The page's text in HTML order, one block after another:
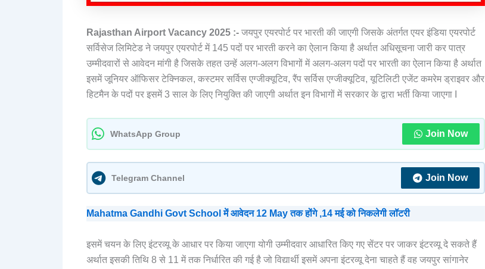
Rajasthan Airport Vacancy 2025 :- जयपुर एयरपोर्ट पर भारती की जाएगी जिसके अंतर्गत एयर इंडिया एयरपोर्ट
सर्विसेज लिमिटेड ने जयपुर एयरपोर्ट में 145 पदों पर भारती करने का ऐलान किया है अर्थात अधिसूचना जारी कर पात्र
उम्मीदवारों से आवेदन मांगी है जिसके तहत उन्हें अलग-अलग विभागों में अलग-अलग पदों पर भारती का ऐलान किया है अर्थात
इसमें जूनियर ऑफिसर टेक्निकल, कस्टमर सर्विस एग्जीक्यूटिव, रैंप सर्विस एग्जीक्यूटिव, यूटिलिटी एजेंट कमरेम ड्राइवर और
हिटमैन के पदों पर इसमें 3 साल के लिए नियुक्ति की जाएगी अर्थात इन विभागों में सरकार के द्वारा भर्ती किया जाएगा I
WhatsApp Group Join Now
Telegram Channel Join Now
Mahatma Gandhi Govt School में आवेदन 12 May तक होंगे ,14 मई को निकलेगी लॉटरी
इसमें चयन के लिए इंटरव्यू के आधार पर किया जाएगा योगी उम्मीदवार आधारित किए गए सेंटर पर जाकर इंटरव्यू दे सकते हैं
अर्थात इसकी तिथि 8 से 11 में तक निर्धारित की गई है जो विद्यार्थी इसमें अपना इंटरव्यू देना चाहते हैं वह जयपुर सांगानेर